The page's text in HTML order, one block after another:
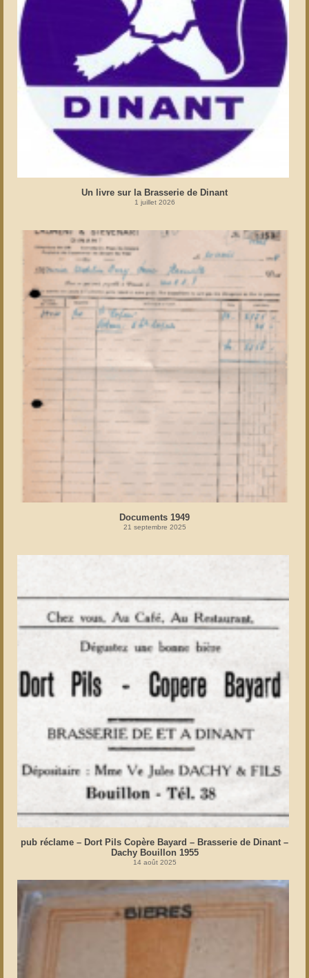
Un livre sur la Brasserie de Dinant
1 juillet 2026
Documents 1949
21 septembre 2025
pub réclame – Dort Pils Copère Bayard – Brasserie de Dinant –
Dachy Bouillon 1955
14 août 2025